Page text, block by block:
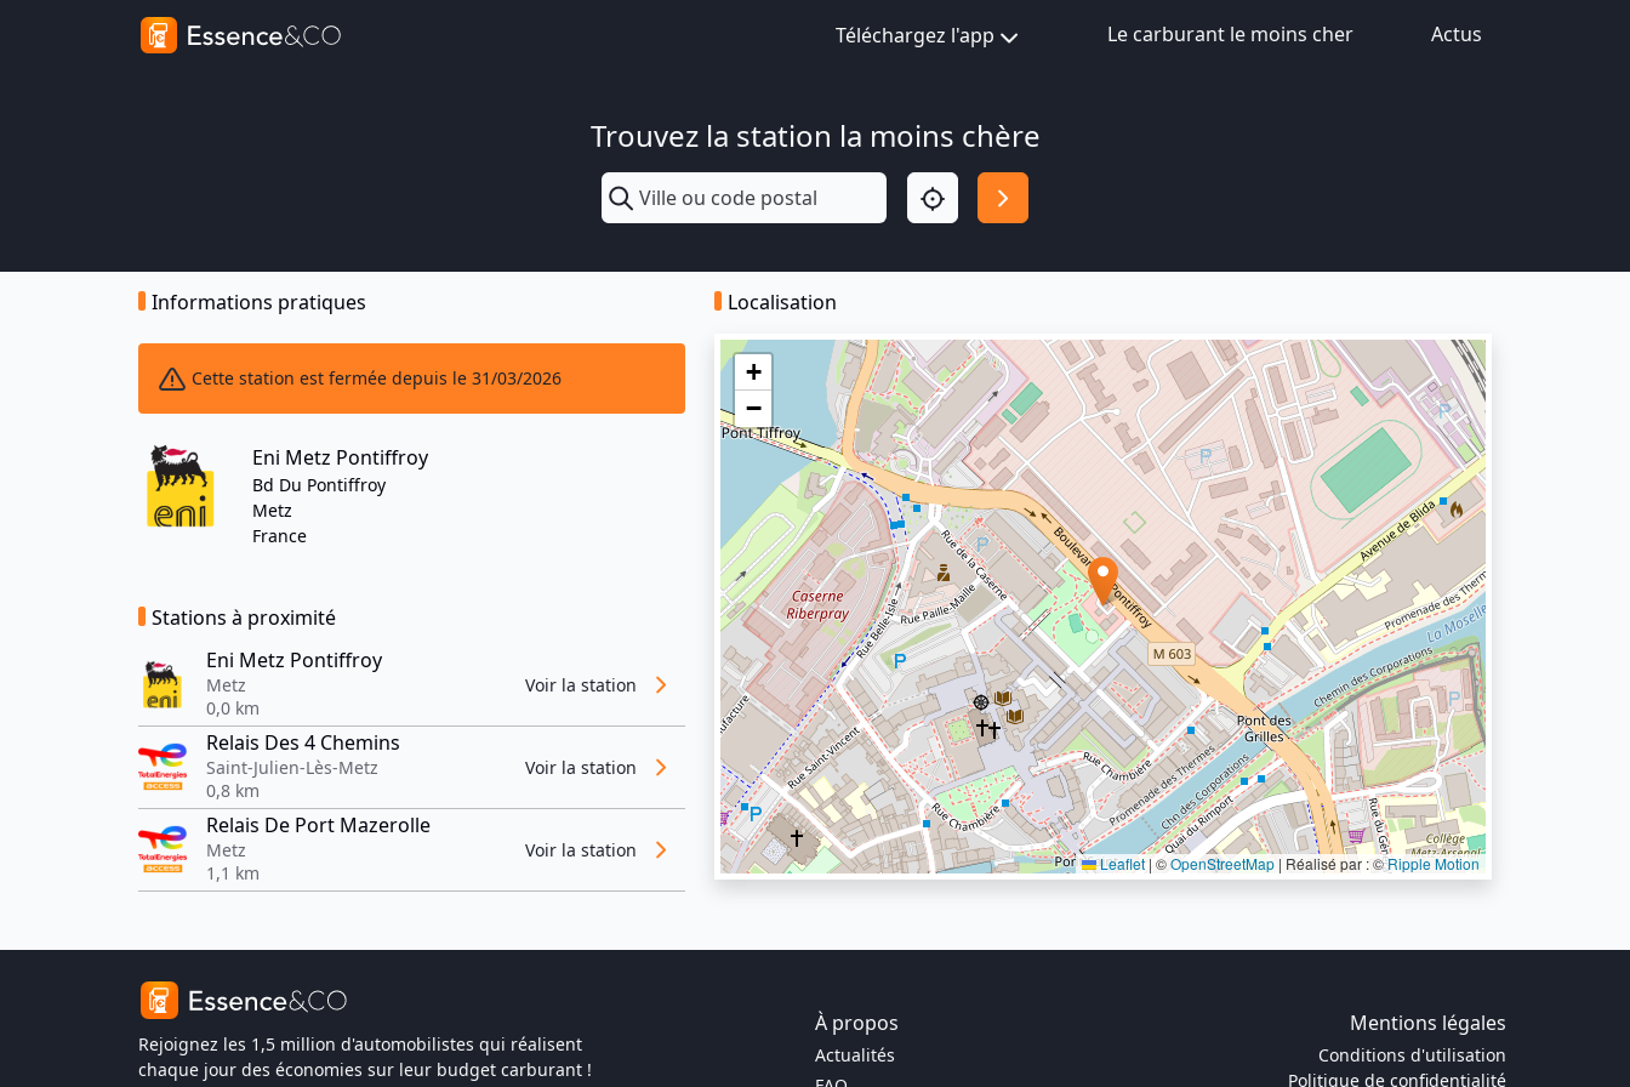
Téléchargez l'app Le carburant le moins cher Actus
Trouvez la station la moins chère
Informations pratiques
Cette station est fermée depuis le 31/03/2026
Eni Metz Pontiffroy
Bd Du Pontiffroy
Metz
France
Stations à proximité
Eni Metz Pontiffroy
Metz
0,0 km
Voir la station
Relais Des 4 Chemins
Saint-Julien-Lès-Metz
0,8 km
Voir la station
Relais De Port Mazerolle
Metz
1,1 km
Voir la station
Localisation
+
−
Leaflet |©OpenStreetMap | Réalisé par : ©Ripple Motion
Rejoignez les 1,5 million d'automobilistes qui réalisent
chaque jour des économies sur leur budget carburant !
À propos Mentions légales
Actualités
Conditions d'utilisation
Politique de confidentialité